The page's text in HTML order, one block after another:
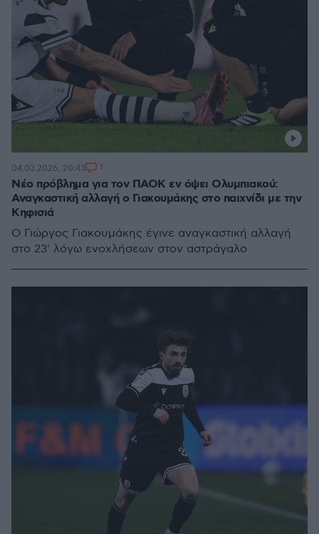
Νέο πρόβλημα για τον ΠΑΟΚ εν όψει Ολυμπιακού:
Αναγκαστική αλλαγή ο Γιακουμάκης στο παιχνίδι με την
Κηφισιά
Ο Γιώργος Γιακουμάκης έγινε αναγκαστική αλλαγή
στο 23' λόγω ενοχλήσεων στον αστράγαλο
04.03.2026, 20:43 1